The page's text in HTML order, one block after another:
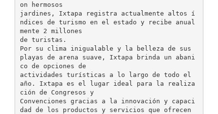
on hermosos
jardines, Ixtapa registra actualmente altos í
ndices de turismo en el estado y recibe anual
mente 2 millones
de turistas.
Por su clima inigualable y la belleza de sus
playas de arena suave, Ixtapa brinda un abani
co de opciones de
actividades turísticas a lo largo de todo el
año. Ixtapa es el lugar ideal para la realiza
ción de Congresos y
Convenciones gracias a la innovación y capaci
dad de los productos y servicios que ofrecen